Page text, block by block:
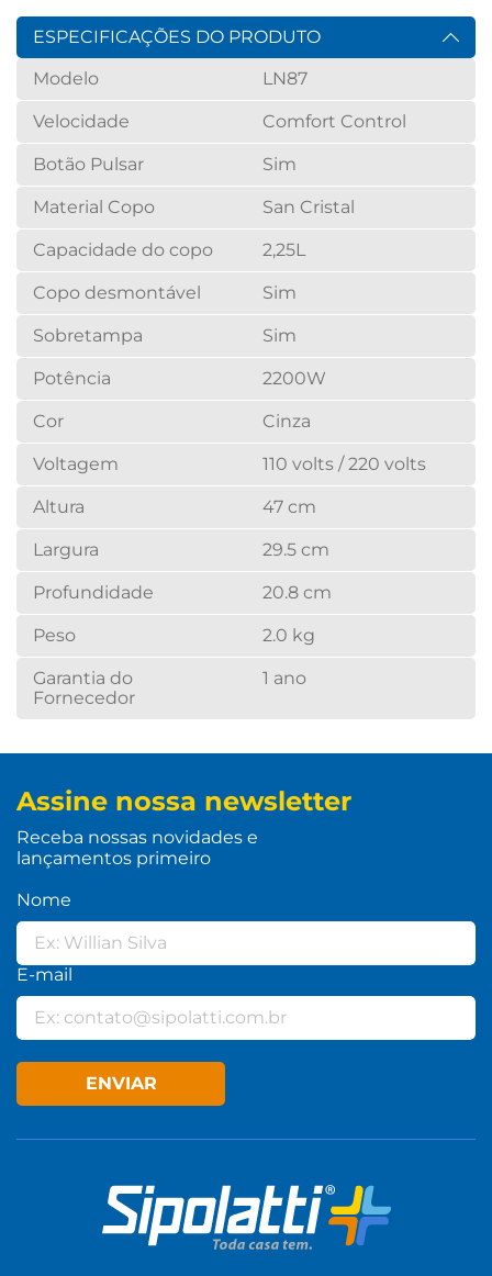
ESPECIFICAÇÕES DO PRODUTO
Modelo
LN87
Velocidade Comfort Control
Botão Pulsar Sim
Material Copo San Cristal
Capacidade do copo 2,25L
Copo desmontável Sim
Sobretampa Sim
Potência 2200W
Cor Cinza
Voltagem 110 volts / 220 volts
Altura 47 cm
Largura 29.5 cm
Profundidade 20.8 cm
Peso 2.0 kg
Garantia do
Fornecedor
1 ano
Assine nossa newsletter
Receba nossas novidades e
lançamentos primeiro
Nome
E-mail
ENVIAR